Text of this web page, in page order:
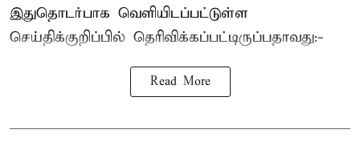
இதுதொடர்பாக வெளியிடப்பட்டுள்ள
செய்திக்குறிப்பில் தெரிவிக்கப்பட்டிருப்பதாவது:-
Read More